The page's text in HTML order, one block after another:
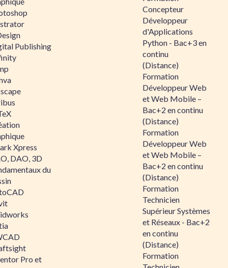
Publishing
Xpress
DAO, 3D
du
Pro et
Concepteur
Développeur
d'Applications
Python - Bac+3 en
continu
(Distance)
Formation
Développeur Web
et Web Mobile –
Bac+2 en continu
(Distance)
Formation
Développeur Web
et Web Mobile –
Bac+2 en continu
(Distance)
Formation
Technicien
Supérieur Systèmes
et Réseaux - Bac+2
en continu
(Distance)
Formation